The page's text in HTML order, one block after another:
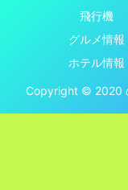
飛行機
グルメ情報
ホテル情報
Copyright © 2020